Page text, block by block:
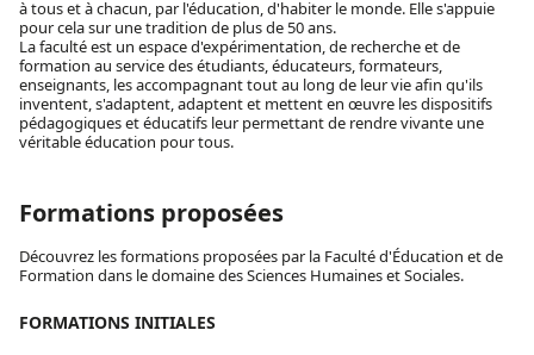
à tous et à chacun, par l'éducation, d'habiter le monde. Elle s'appuie
pour cela sur une tradition de plus de 50 ans.
La faculté est un espace d'expérimentation, de recherche et de
formation au service des étudiants, éducateurs, formateurs,
enseignants, les accompagnant tout au long de leur vie afin qu'ils
inventent, s'adaptent, adaptent et mettent en œuvre les dispositifs
pédagogiques et éducatifs leur permettant de rendre vivante une
véritable éducation pour tous.
Formations proposées
Découvrez les formations proposées par la Faculté d'Éducation et de
Formation dans le domaine des Sciences Humaines et Sociales.
FORMATIONS INITIALES